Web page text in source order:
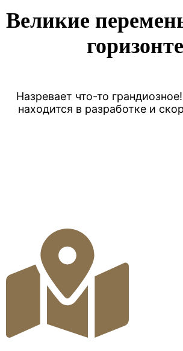
Великие
горизонте
Назревает что-то
находится в разработке и